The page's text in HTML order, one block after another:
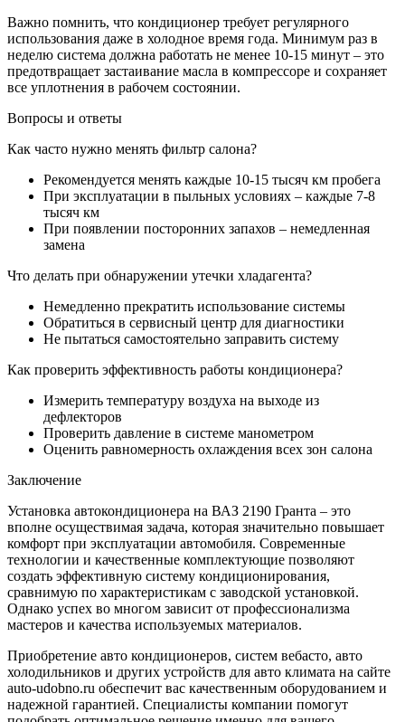
Важно помнить, что кондиционер требует регулярного
использования даже в холодное время года. Минимум раз в
неделю система должна работать не менее 10-15 минут – это
предотвращает застаивание масла в компрессоре и сохраняет
все уплотнения в рабочем состоянии.
Вопросы и ответы
Как часто нужно менять фильтр салона?
Рекомендуется менять каждые 10-15 тысяч км пробега
При эксплуатации в пыльных условиях – каждые 7-8
тысяч км
При появлении посторонних запахов – немедленная
замена
Что делать при обнаружении утечки хладагента?
Немедленно прекратить использование системы
Обратиться в сервисный центр для диагностики
Не пытаться самостоятельно заправить систему
Как проверить эффективность работы кондиционера?
Измерить температуру воздуха на выходе из
дефлекторов
Проверить давление в системе манометром
Оценить равномерность охлаждения всех зон салона
Заключение
Установка автокондиционера на ВАЗ 2190 Гранта – это
вполне осуществимая задача, которая значительно повышает
комфорт при эксплуатации автомобиля. Современные
технологии и качественные комплектующие позволяют
создать эффективную систему кондиционирования,
сравнимую по характеристикам с заводской установкой.
Однако успех во многом зависит от профессионализма
мастеров и качества используемых материалов.
Приобретение авто кондиционеров, систем вебасто, авто
холодильников и других устройств для авто климата на сайте
auto-udobno.ru обеспечит вас качественным оборудованием и
надежной гарантией. Специалисты компании помогут